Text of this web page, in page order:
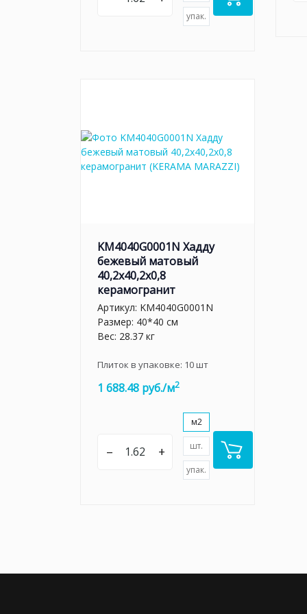
упак.
KM4040G0001N Хадду
бежевый матовый
40,2x40,2x0,8
керамогранит
Артикул: KM4040G0001N
Размер: 40*40 см
Вес: 28.37 кг
Плиток в упаковке: 10шт
1 688.48 руб./м2
– +
м2
шт.
упак.